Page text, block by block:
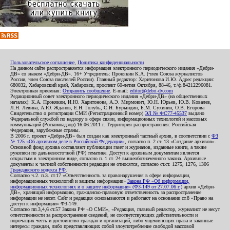
Пользовательское соглашение Политика конфиденциальности
На данном сайте распространяется информация электронного периодического издания «Дебри-
ДВ» со знаком «Дебри-ДВ». 16+ Учредитель: Пронякин К.А. (член Союза журналистов
России, член Союза писателей России). Главный редактор: Харитонова И.Ю. Адрес редакции:
680032, Хабаровский край, Хабаровск, проспект 60-летия Октября, 88-46, т./ф.84212296081.
Электронная приемная: Отправить сообщение . E-mail: editor@debri-dv.com
Редакционный совет электронного периодического издания «Дебри-ДВ» (на общественных
началах): К.А. Пронякин, И.Ю. Харитонова, А.Э. Мирмович, Ю.Н. Юрьев, Ю.В. Ковалев,
Л.Н. Левина, А.Ю. Жданов, Е.Н. Голубь, С.Н. Бурындин, Б.М. Сухинин, О.В. Егорова
Свидетельство о регистрации СМИ (Регистрационный номер) ЭЛ № ФС77-45537 выдано
Федеральной службой по надзору в сфере связи, информационных технологий и массовых
коммуникаций (Роскомнадзор) 16.06.2011 г. Территория распространения: Российская
Федерация, зарубежные страны.
В 2006 г. проект «Дебри-ДВ» был создан как электронный частный архив, в соответствии с ФЗ
№ 125 «Об архивном деле в Российской Федерации» , согласно п. 2 ст. 13 «Создание архивов».
Основной фонд архива составляют публикации газет и журналов, изданные книги, а также
рукописи по дальневосточной (РФ) тематике. Доступ к архивным документам является
открытым в электронном виде, согласно п. 1 ст. 24 вышеобозначенного закона. Архивные
документы к частной собственности редакции не относятся, согласно ст.ст. 1275, 1276, 1306
Гражданского кодекса РФ
Согласно ч.2. п.3. ст.17 «Ответственность за правонарушения в сфере информации,
информационных технологий и защиты информации» Закона РФ «Об информации,
информационных технологиях и о защите информации» (ФЗ-149 от 27.07.06 г.) архив «Дебри-
ДВ», хранящий информацию, гражданско-правовую ответственность за распространение
информации не несет. Сайт и редакция основываются и работают на основании ст.8 «Право на
доступ к информации» ФЗ-149.
Согласно пп.3,4,6 ст.57 Закона РФ «О СМИ», «Редакция, главный редактор, журналист не несут
ответственности за распространение сведений, не соответствующих действительности и
порочащих честь и достоинство граждан и организаций, либо ущемляющих права и законные
интересы граждан, либо представляющих собой злоупотребление свободой массовой